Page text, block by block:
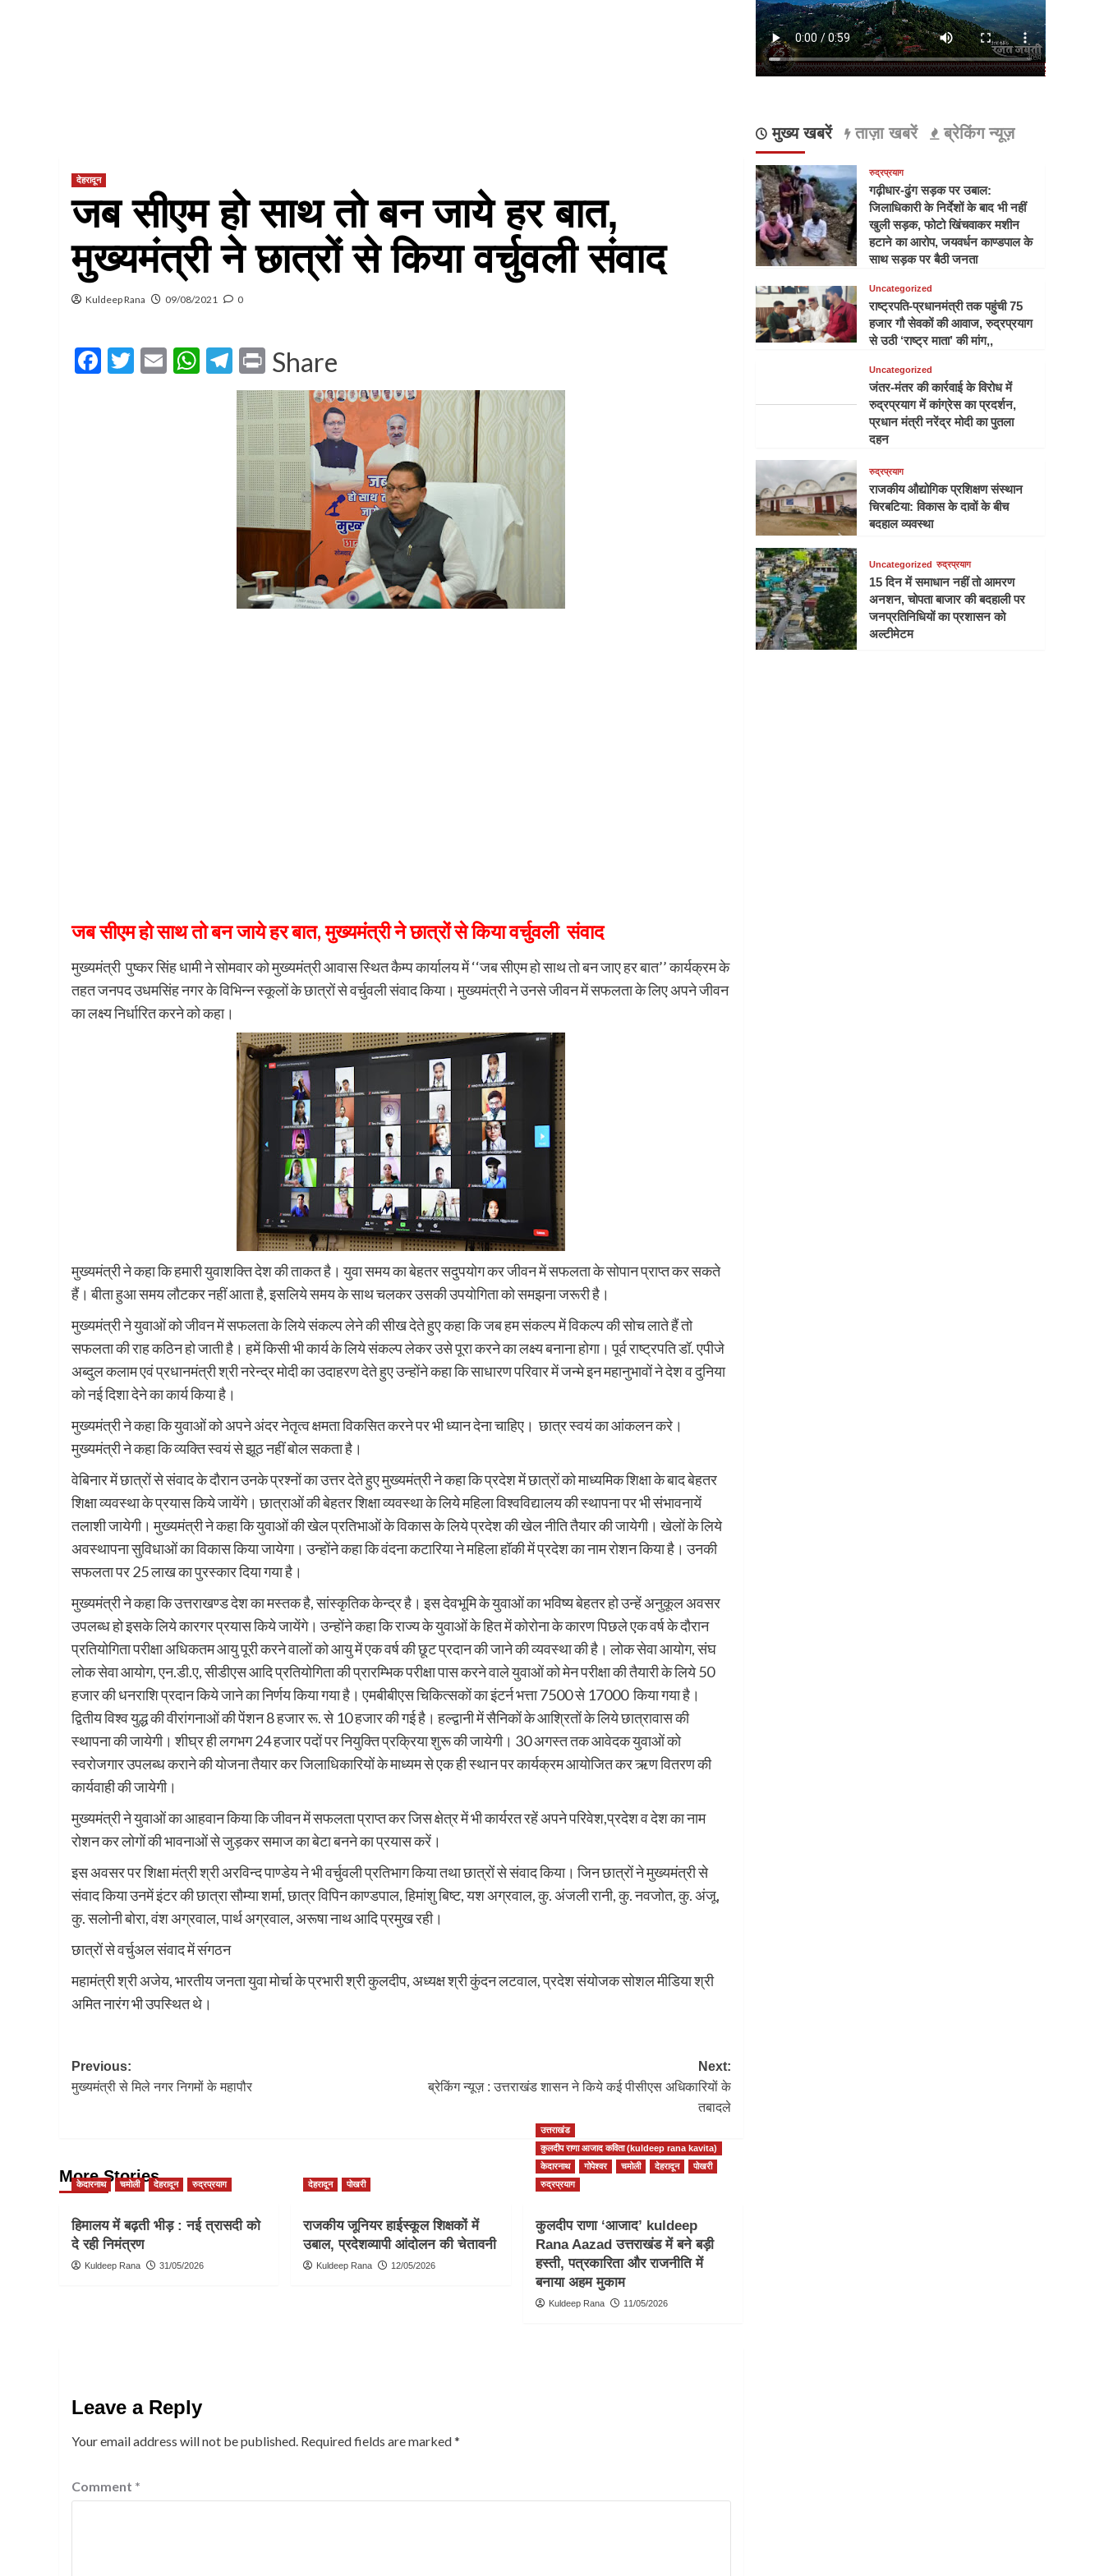
देहरादून
जब सीएम हो साथ तो बन जाये हर बात,
मुख्यमंत्री ने छात्रों से किया वर्चुवली संवाद
Kuldeep Rana 09/08/2021 0
Facebook
Twitter
EmailWhatsApp
Telegram
Print
Share
जब सीएम हो साथ तो बन जाये हर बात, मुख्यमंत्री ने छात्रों से किया वर्चुवली संवाद
मुख्यमंत्री पुष्कर सिंह धामी ने सोमवार को मुख्यमंत्री आवास स्थित कैम्प कार्यालय में ‘‘जब सीएम हो साथ तो बन जाए हर बात’’ कार्यक्रम के
तहत जनपद उधमसिंह नगर के विभिन्न स्कूलों के छात्रों से वर्चुवली संवाद किया। मुख्यमंत्री ने उनसे जीवन में सफलता के लिए अपने जीवन
का लक्ष्य निर्धारित करने को कहा।
मुख्यमंत्री ने कहा कि हमारी युवाशक्ति देश की ताकत है। युवा समय का बेहतर सदुपयोग कर जीवन में सफलता के सोपान प्राप्त कर सकते
हैं। बीता हुआ समय लौटकर नहीं आता है, इसलिये समय के साथ चलकर उसकी उपयोगिता को समझना जरूरी है।
मुख्यमंत्री ने युवाओं को जीवन में सफलता के लिये संकल्प लेने की सीख देते हुए कहा कि जब हम संकल्प में विकल्प की सोच लाते हैं तो
सफलता की राह कठिन हो जाती है। हमें किसी भी कार्य के लिये संकल्प लेकर उसे पूरा करने का लक्ष्य बनाना होगा। पूर्व राष्ट्रपति डॉ. एपीजे
अब्दुल कलाम एवं प्रधानमंत्री श्री नरेन्द्र मोदी का उदाहरण देते हुए उन्होंने कहा कि साधारण परिवार में जन्मे इन महानुभावों ने देश व दुनिया
को नई दिशा देने का कार्य किया है।
मुख्यमंत्री ने कहा कि युवाओं को अपने अंदर नेतृत्व क्षमता विकसित करने पर भी ध्यान देना चाहिए। छात्र स्वयं का आंकलन करे।
मुख्यमंत्री ने कहा कि व्यक्ति स्वयं से झूठ नहीं बोल सकता है।
वेबिनार में छात्रों से संवाद के दौरान उनके प्रश्नों का उत्तर देते हुए मुख्यमंत्री ने कहा कि प्रदेश में छात्रों को माध्यमिक शिक्षा के बाद बेहतर
शिक्षा व्यवस्था के प्रयास किये जायेंगे। छात्राओं की बेहतर शिक्षा व्यवस्था के लिये महिला विश्वविद्यालय की स्थापना पर भी संभावनायें
तलाशी जायेगी। मुख्यमंत्री ने कहा कि युवाओं की खेल प्रतिभाओं के विकास के लिये प्रदेश की खेल नीति तैयार की जायेगी। खेलों के लिये
अवस्थापना सुविधाओं का विकास किया जायेगा। उन्होंने कहा कि वंदना कटारिया ने महिला हॉकी में प्रदेश का नाम रोशन किया है। उनकी
सफलता पर 25 लाख का पुरस्कार दिया गया है।
मुख्यमंत्री ने कहा कि उत्तराखण्ड देश का मस्तक है, सांस्कृतिक केन्द्र है। इस देवभूमि के युवाओं का भविष्य बेहतर हो उन्हें अनुकूल अवसर
उपलब्ध हो इसके लिये कारगर प्रयास किये जायेंगे। उन्होंने कहा कि राज्य के युवाओं के हित में कोरोना के कारण पिछले एक वर्ष के दौरान
प्रतियोगिता परीक्षा अधिकतम आयु पूरी करने वालों को आयु में एक वर्ष की छूट प्रदान की जाने की व्यवस्था की है। लोक सेवा आयोग, संघ
लोक सेवा आयोग, एन.डी.ए, सीडीएस आदि प्रतियोगिता की प्रारम्भिक परीक्षा पास करने वाले युवाओं को मेन परीक्षा की तैयारी के लिये 50
हजार की धनराशि प्रदान किये जाने का निर्णय किया गया है। एमबीबीएस चिकित्सकों का इंटर्न भत्ता 7500 से 17000 किया गया है।
द्वितीय विश्व युद्ध की वीरांगनाओं की पेंशन 8 हजार रू. से 10 हजार की गई है। हल्द्वानी में सैनिकों के आश्रितों के लिये छात्रावास की
स्थापना की जायेगी। शीघ्र ही लगभग 24 हजार पदों पर नियुक्ति प्रक्रिया शुरू की जायेगी। 30 अगस्त तक आवेदक युवाओं को
स्वरोजगार उपलब्ध कराने की योजना तैयार कर जिलाधिकारियों के माध्यम से एक ही स्थान पर कार्यक्रम आयोजित कर ऋण वितरण की
कार्यवाही की जायेगी।
मुख्यमंत्री ने युवाओं का आहवान किया कि जीवन में सफलता प्राप्त कर जिस क्षेत्र में भी कार्यरत रहें अपने परिवेश,प्रदेश व देश का नाम
रोशन कर लोगों की भावनाओं से जुड़कर समाज का बेटा बनने का प्रयास करें।
इस अवसर पर शिक्षा मंत्री श्री अरविन्द पाण्डेय ने भी वर्चुवली प्रतिभाग किया तथा छात्रों से संवाद किया। जिन छात्रों ने मुख्यमंत्री से
संवाद किया उनमें इंटर की छात्रा सौम्या शर्मा, छात्र विपिन काण्डपाल, हिमांशु बिष्ट, यश अग्रवाल, कु. अंजली रानी, कु. नवजोत, कु. अंजू,
कु. सलोनी बोरा, वंश अग्रवाल, पार्थ अग्रवाल, अरूषा नाथ आदि प्रमुख रही।
छात्रों से वर्चुअल संवाद में स॔गठन
महामंत्री श्री अजेय, भारतीय जनता युवा मोर्चा के प्रभारी श्री कुलदीप, अध्यक्ष श्री कुंदन लटवाल, प्रदेश संयोजक सोशल मीडिया श्री
अमित नारंग भी उपस्थित थे।
Post
navigation
Previous:
मुख्यमंत्री से मिले नगर निगमों के महापौर
Next:
ब्रेकिंग न्यूज़ : उत्तराखंड शासन ने किये कई पीसीएस अधिकारियों के
तबादले
More Stories
केदारनाथ चमोली देहरादून रुद्रप्रयाग
हिमालय में बढ़ती भीड़ : नई त्रासदी को
दे रही निमंत्रण
Kuldeep Rana 31/05/2026
देहरादून पोखरी
राजकीय जूनियर हाईस्कूल शिक्षकों में
उबाल, प्रदेशव्यापी आंदोलन की चेतावनी
Kuldeep Rana 12/05/2026
उत्तराखंड
कुलदीप राणा आजाद कविता (kuldeep rana kavita)
केदारनाथ
गोपेश्वर चमोली देहरादून
पोखरी
रुद्रप्रयाग
कुलदीप राणा ‘आजाद’ kuldeep
Rana Aazad उत्तराखंड में बने बड़ी
हस्ती, पत्रकारिता और राजनीति में
बनाया अहम मुकाम
Kuldeep Rana 11/05/2026
Leave a Reply
Your email address will not be published. Required fields are marked*
Comment *
मुख्य खबरें ताज़ा खबरें ब्रेकिंग न्यूज़
रुद्रप्रयाग
गढ़ीधार-ढुंग सड़क पर उबाल:
जिलाधिकारी के निर्देशों के बाद भी नहीं
खुली सड़क, फोटो खिंचवाकर मशीन
हटाने का आरोप, जयवर्धन काण्डपाल के
साथ सड़क पर बैठी जनता
Uncategorized
राष्ट्रपति-प्रधानमंत्री तक पहुंची 75
हजार गौ सेवकों की आवाज, रुद्रप्रयाग
से उठी ‘राष्ट्र माता’ की मांग,,
Uncategorized
जंतर-मंतर की कार्रवाई के विरोध में
रुद्रप्रयाग में कांग्रेस का प्रदर्शन,
प्रधान मंत्री नरेंद्र मोदी का पुतला
दहन
रुद्रप्रयाग
राजकीय औद्योगिक प्रशिक्षण संस्थान
चिरबटिया: विकास के दावों के बीच
बदहाल व्यवस्था
Uncategorized रुद्रप्रयाग
15 दिन में समाधान नहीं तो आमरण
अनशन, चोपता बाजार की बदहाली पर
जनप्रतिनिधियों का प्रशासन को
अल्टीमेटम